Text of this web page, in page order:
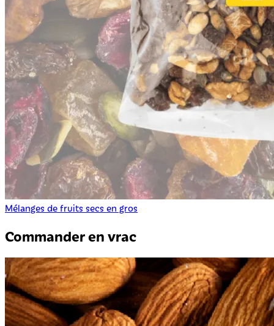
Mélanges de fruits secs en gros
Commander en vrac